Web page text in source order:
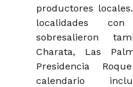
productores
localidades
sobresalieron
Charata, Las
Presidencia
calendario